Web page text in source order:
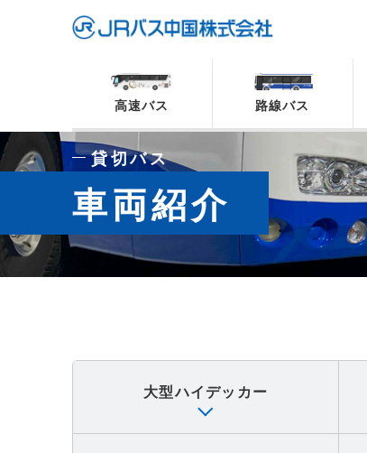
高速バス 路線バス
貸切バス
車両紹介
大型ハイデッカー